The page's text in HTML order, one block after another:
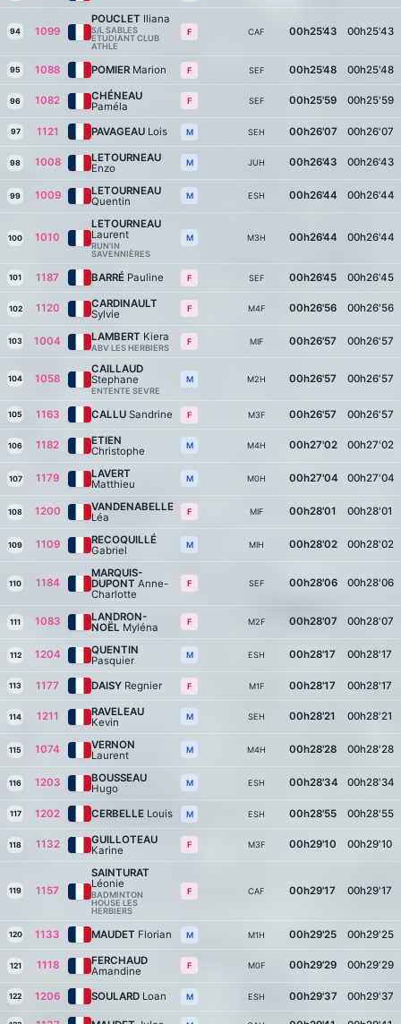
94 1099
POUCLET Iliana
S/L SABLES
ETUDIANT CLUB
ATHLE
F CAF 00h25'43 00h25'43
95 1088 POMIER Marion F SEF 00h25'48 00h25'48
96 1082
CHÉNEAU
Paméla
F SEF 00h25'59 00h25'59
97 1121 PAVAGEAU Lois M SEH 00h26'07 00h26'07
98 1008
LETOURNEAU
Enzo
M JUH 00h26'43 00h26'43
99 1009
LETOURNEAU
Quentin
M ESH 00h26'44 00h26'44
100 1010
LETOURNEAU
Laurent
RUN'IN
SAVENNIÈRES
M M3H 00h26'44 00h26'44
101 1187 BARRÉ Pauline F SEF 00h26'45 00h26'45
102 1120
CARDINAULT
Sylvie
F M4F 00h26'56 00h26'56
103 1004 LAMBERT Kiera
ABV LES HERBIERS
F MIF 00h26'57 00h26'57
104 1058
CAILLAUD
Stephane
ENTENTE SEVRE
M M2H 00h26'57 00h26'57
105 1163 CALLU Sandrine F M3F 00h26'57 00h26'57
106 1182
ETIEN
Christophe
M M4H 00h27'02 00h27'02
107 1179
LAVERT
Matthieu
M M0H 00h27'04 00h27'04
108 1200
VANDENABELLE
Léa
F MIF 00h28'01 00h28'01
109 1109
RECOQUILLÉ
Gabriel
M MIH 00h28'02 00h28'02
110 1184
MARQUIS-
DUPONT Anne-
Charlotte
F SEF 00h28'06 00h28'06
111 1083
LANDRON-
NOËL Myléna F M2F 00h28'07 00h28'07
112 1204
QUENTIN
Pasquier
M ESH 00h28'17 00h28'17
113 1177 DAISY Regnier F M1F 00h28'17 00h28'17
114 1211
RAVELEAU
Kevin
M SEH 00h28'21 00h28'21
115 1074
VERNON
Laurent
M M4H 00h28'28 00h28'28
116 1203
BOUSSEAU
Hugo
M ESH 00h28'34 00h28'34
117 1202 CERBELLE Louis M ESH 00h28'55 00h28'55
118 1132
GUILLOTEAU
Karine
F M3F 00h29'10 00h29'10
119 1157
SAINTURAT
Léonie
BADMINTON
HOUSE LES
HERBIERS
F CAF 00h29'17 00h29'17
120 1133 MAUDET Florian M M1H 00h29'25 00h29'25
121 1118
FERCHAUD
Amandine
F M0F 00h29'29 00h29'29
122 1206 SOULARD Loan M ESH 00h29'37 00h29'37